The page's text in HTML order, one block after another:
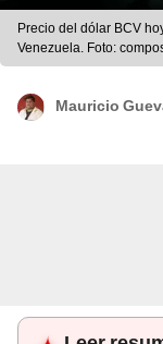
Precio del dólar BCV
Venezuela. Foto:
Mauricio